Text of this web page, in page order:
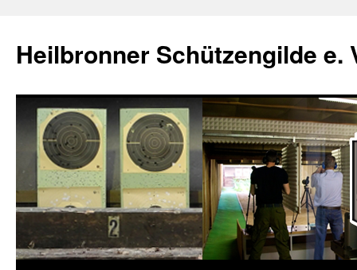
springen
Heilbronner Schützengilde e.